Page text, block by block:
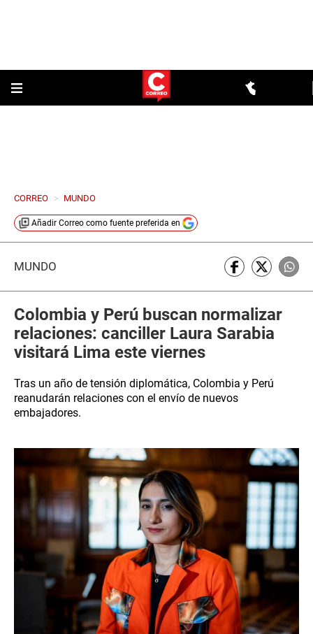
CORREO > MUNDO
Añadir Correo como fuente preferida en
MUNDO
Colombia y Perú buscan normalizar
relaciones: canciller Laura Sarabia
visitará Lima este viernes
Tras un año de tensión diplomática, Colombia y Perú
reanudarán relaciones con el envío de nuevos
embajadores.